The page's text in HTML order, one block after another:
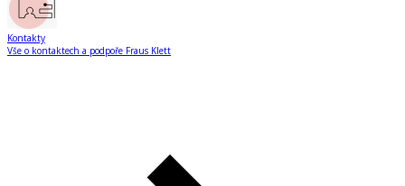
Kontakty
Vše o kontaktech a podpoře Fraus Klett